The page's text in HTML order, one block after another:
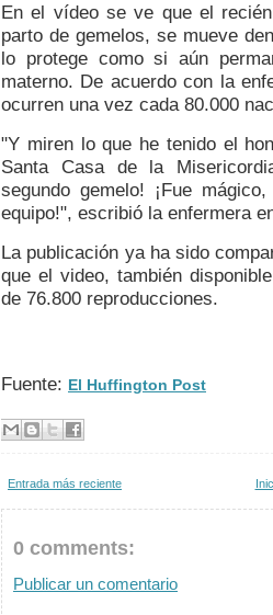
En el vídeo se ve que el
parto de gemelos, se mueve
lo protege como si aún
materno. De acuerdo con la
ocurren una vez cada 80.000
"Y miren lo que he tenido el
Santa Casa de la
segundo gemelo! ¡Fue
equipo!", escribió la enfermera
La publicación ya ha sido
que el video, también
de 76.800 reproducciones.
Fuente: El Huffington Post
Entrada más reciente
0 comments:
Publicar un comentario